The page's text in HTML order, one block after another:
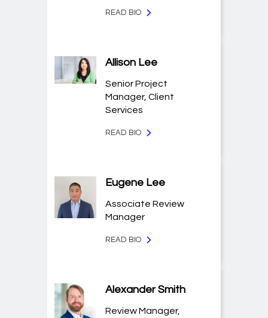
READ BIO
Allison Lee
Senior Project
Manager, Client
Services
READ BIO
Eugene Lee
Associate Review
Manager
READ BIO
Alexander Smith
Review Manager,